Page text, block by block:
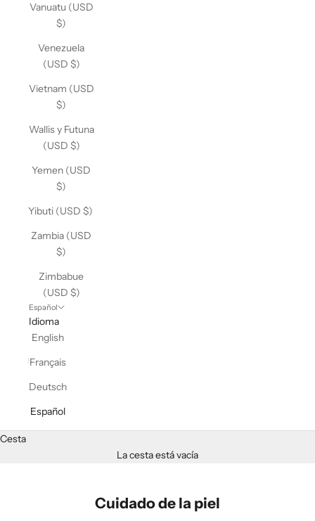
Vanuatu (USD
$)
Venezuela
(USD $)
Vietnam (USD
$)
Wallis y Futuna
(USD $)
Yemen (USD
$)
Yibuti (USD $)
Zambia (USD
$)
Zimbabue
(USD $)
Español
Idioma
English
Français
Deutsch
Español
Cesta
La cesta está vacía
Cuidado de la piel